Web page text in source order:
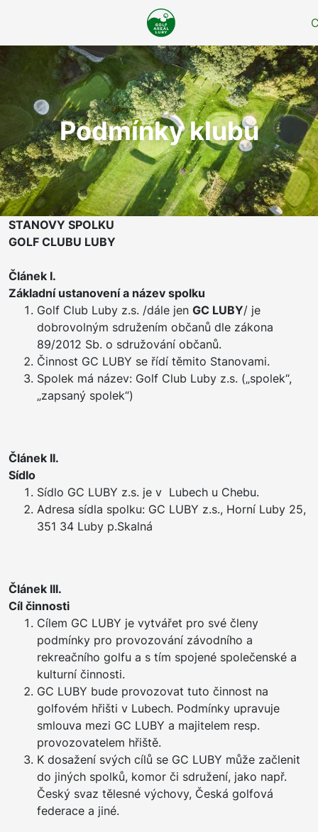
Podmínky klubu
STANOVY SPOLKU
GOLF CLUBU LUBY
Článek I.
Základní ustanovení a název spolku
Golf Club Luby z.s. /dále jen GC LUBY/ je
dobrovolným sdružením občanů dle zákona
89/2012 Sb. o sdružování občanů.
Činnost GC LUBY se řídí těmito Stanovami.
Spolek má název: Golf Club Luby z.s. („spolek“,
„zapsaný spolek“)
Článek II.
Sídlo
Sídlo GC LUBY z.s. je v Lubech u Chebu.
Adresa sídla spolku: GC LUBY z.s., Horní Luby 25,
351 34 Luby p.Skalná
Článek III.
Cíl činnosti
Cílem GC LUBY je vytvářet pro své členy
podmínky pro provozování závodního a
rekreačního golfu a s tím spojené společenské a
kulturní činnosti.
GC LUBY bude provozovat tuto činnost na
golfovém hřišti v Lubech. Podmínky upravuje
smlouva mezi GC LUBY a majitelem resp.
provozovatelem hřiště.
K dosažení svých cílů se GC LUBY může začlenit
do jiných spolků, komor či sdružení, jako např.
Český svaz tělesné výchovy, Česká golfová
federace a jiné.